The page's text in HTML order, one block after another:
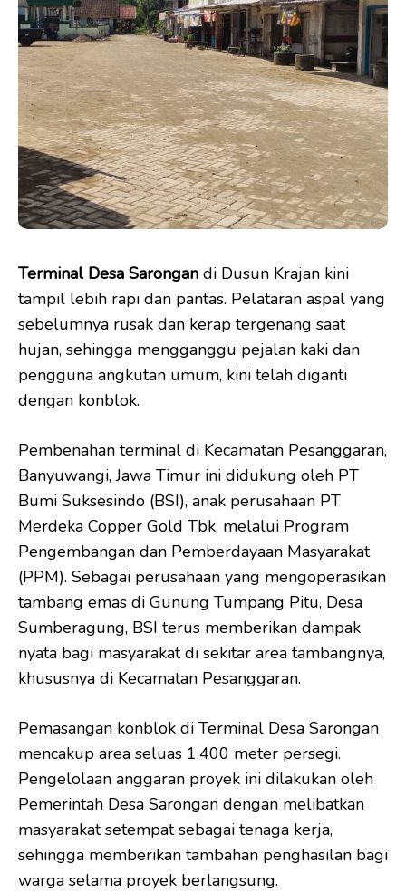
Terminal Desa Sarongan di Dusun Krajan kini
tampil lebih rapi dan pantas. Pelataran aspal yang
sebelumnya rusak dan kerap tergenang saat
hujan, sehingga mengganggu pejalan kaki dan
pengguna angkutan umum, kini telah diganti
dengan konblok.
Pembenahan terminal di Kecamatan Pesanggaran,
Banyuwangi, Jawa Timur ini didukung oleh PT
Bumi Suksesindo (BSI), anak perusahaan PT
Merdeka Copper Gold Tbk, melalui Program
Pengembangan dan Pemberdayaan Masyarakat
(PPM). Sebagai perusahaan yang mengoperasikan
tambang emas di Gunung Tumpang Pitu, Desa
Sumberagung, BSI terus memberikan dampak
nyata bagi masyarakat di sekitar area tambangnya,
khususnya di Kecamatan Pesanggaran.
Pemasangan konblok di Terminal Desa Sarongan
mencakup area seluas 1.400 meter persegi.
Pengelolaan anggaran proyek ini dilakukan oleh
Pemerintah Desa Sarongan dengan melibatkan
masyarakat setempat sebagai tenaga kerja,
sehingga memberikan tambahan penghasilan bagi
warga selama proyek berlangsung.